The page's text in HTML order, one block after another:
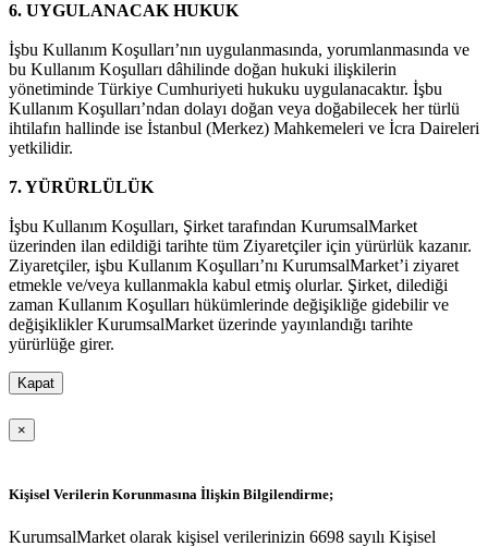
6. UYGULANACAK HUKUK
İşbu Kullanım Koşulları’nın uygulanmasında, yorumlanmasında ve
bu Kullanım Koşulları dâhilinde doğan hukuki ilişkilerin
yönetiminde Türkiye Cumhuriyeti hukuku uygulanacaktır. İşbu
Kullanım Koşulları’ndan dolayı doğan veya doğabilecek her türlü
ihtilafın hallinde ise İstanbul (Merkez) Mahkemeleri ve İcra Daireleri
yetkilidir.
7.YÜRÜRLÜLÜK
İşbu Kullanım Koşulları, Şirket tarafından KurumsalMarket
üzerinden ilan edildiği tarihte tüm Ziyaretçiler için yürürlük kazanır.
Ziyaretçiler, işbu Kullanım Koşulları’nı KurumsalMarket’i ziyaret
etmekle ve/veya kullanmakla kabul etmiş olurlar. Şirket, dilediği
zaman Kullanım Koşulları hükümlerinde değişikliğe gidebilir ve
değişiklikler KurumsalMarket üzerinde yayınlandığı tarihte
yürürlüğe girer.
Kapat
×
Kişisel Verilerin Korunmasına İlişkin Bilgilendirme;
KurumsalMarket olarak kişisel verilerinizin 6698 sayılı Kişisel